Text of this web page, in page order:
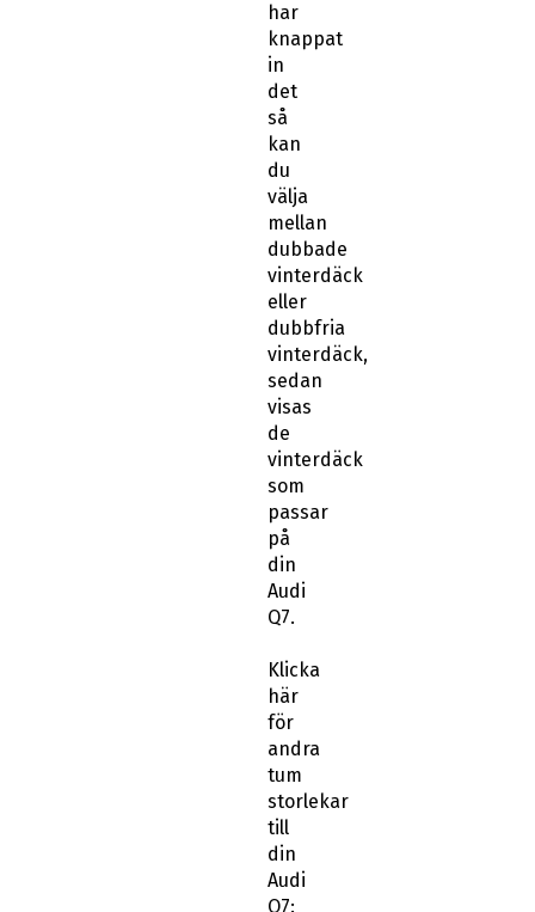
knappat
in
det
så
kan
du
välja
mellan
dubbade
vinterdäck
eller
dubbfria
vinterdäck,
sedan
visas
de
vinterdäck
som
passar
på
din
Audi
Q7.
här
för
andra
tum
storlekar
till
din
Audi
Q7: